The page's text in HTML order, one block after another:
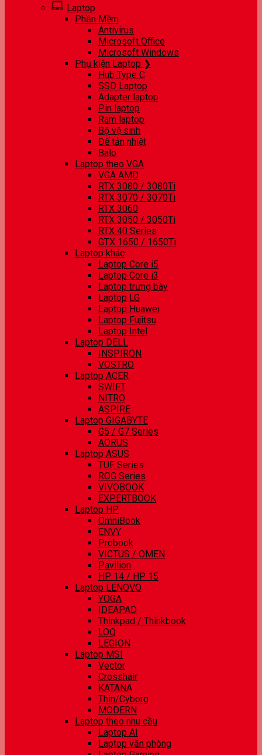
Laptop
Phần Mềm
Antivirus
Microsoft Office
Microsoft Windows
Phụ kiện Laptop ❯
Hub Type C
SSD Laptop
Adapter laptop
Pin laptop
Ram laptop
Bộ vệ sinh
Đế tản nhiệt
Balo
Laptop theo VGA
VGA AMD
RTX 3080 / 3080Ti
RTX 3070 / 3070Ti
RTX 3060
RTX 3050 / 3050Ti
RTX 40 Series
GTX 1650 / 1650Ti
Laptop khác
Laptop Core i5
Laptop Core i3
Laptop trưng bày
Laptop LG
Laptop Huawei
Laptop Fujitsu
Laptop Intel
Laptop DELL
INSPIRON
VOSTRO
Laptop ACER
SWIFT
NITRO
ASPIRE
Laptop GIGABYTE
G5 / G7 Series
AORUS
Laptop ASUS
TUF Series
ROG Series
VIVOBOOK
EXPERTBOOK
Laptop HP
OmniBook
ENVY
Probook
VICTUS / OMEN
Pavilion
HP 14 / HP 15
Laptop LENOVO
YOGA
IDEAPAD
Thinkpad / Thinkbook
LOQ
LEGION
Laptop MSI
Vector
Crosshair
KATANA
Thin/Cyborg
MODERN
Laptop theo nhu cầu
Laptop AI
Laptop văn phòng